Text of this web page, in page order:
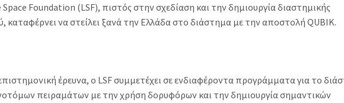
Foundation (LSF), πιστός στην σχεδίαση και την δημιουργία διαστημικής
καταφέρνει να στείλει ξανά την Ελλάδα στο διάστημα με την αποστολή QUBIK.
έρευνα, ο LSF συμμετέχει σε ενδιαφέροντα προγράμματα για το
πειραμάτων με την χρήση δορυφόρων και την δημιουργία σημαντικών